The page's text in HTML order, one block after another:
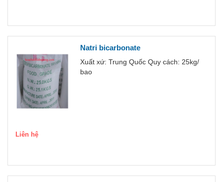
Natri bicarbonate
Xuất xứ: Trung Quốc Quy cách: 25kg/
bao
Liên hệ